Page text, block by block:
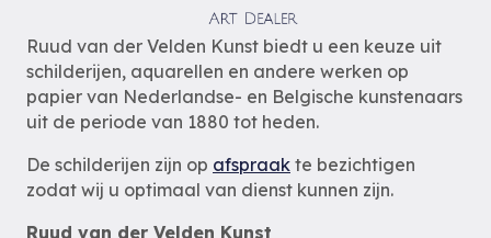
Ruud van der Velden Kunst biedt u een keuze uit
schilderijen, aquarellen en andere werken op
papier van Nederlandse- en Belgische kunstenaars
uit de periode van 1880 tot heden.
De schilderijen zijn op afspraak te bezichtigen
zodat wij u optimaal van dienst kunnen zijn.
Ruud van der Velden Kunst